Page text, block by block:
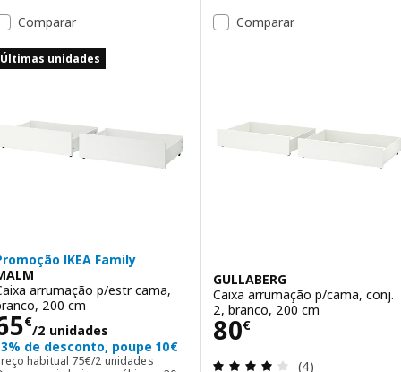
Lista de resultados
Comparar
Últimas unidades
IKEA Family
arrumação p/estr cama,
200 cm
€
/2 unidades65€/2 unidades
de desconto, poupe 10€
habitual 75€/2 unidades
Preço habitual 75€/2 unidades
Comparar
GULLABERG
Caixa arrumação p/cama, conj.
2, branco, 200 cm
80€
Preço 80€
Avaliação: 4
(4)